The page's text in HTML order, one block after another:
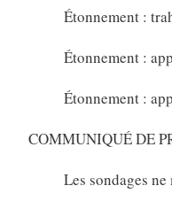
Étonnement :
Étonnement :
Étonnement :
COMMUNIQUÉ DE
Les sondages